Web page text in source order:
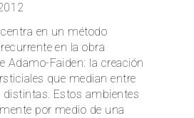
en un método
en la obra
Adamo-Faiden: la creación
que median entre
Estos ambientes
por medio de una